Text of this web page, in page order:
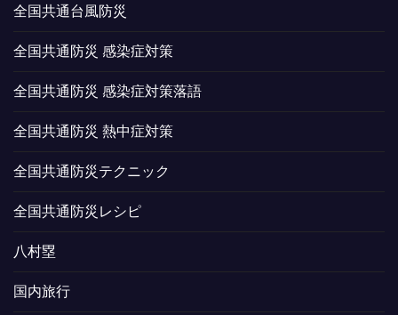
全国共通台風防災
全国共通防災 感染症対策
全国共通防災 感染症対策落語
全国共通防災 熱中症対策
全国共通防災テクニック
全国共通防災レシピ
八村塁
国内旅行